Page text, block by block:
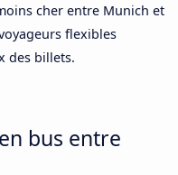
cher entre Munich et
flexibles
des billets.
bus entre